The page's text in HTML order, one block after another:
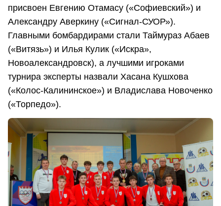
присвоен Евгению Отамасу («Софиевский») и
Александру Аверкину («Сигнал-СУОР»).
Главными бомбардирами стали Таймураз Абаев
(«Витязь») и Илья Кулик («Искра»,
Новоалександровск), а лучшими игроками
турнира эксперты назвали Хасана Кушхова
(«Колос-Калининское») и Владислава Новоченко
(«Торпедо»).